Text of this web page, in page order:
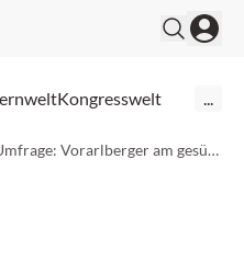
Kongresswelt
IFES-Umfrage: Vorarlberger am gesündesten, doch Corona drückte Werte deutlich